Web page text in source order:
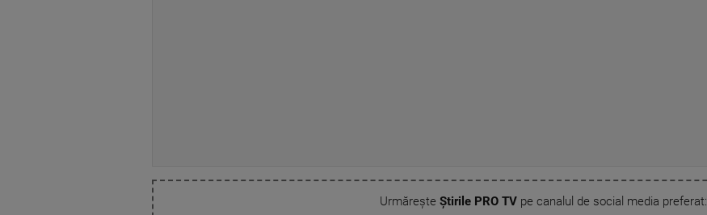
Urmărește Știrile PRO TVpe canalul de social media preferat: